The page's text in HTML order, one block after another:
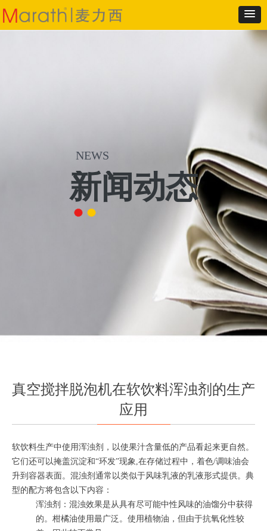
真空搅拌脱泡机在软饮料浑浊剂的生产
应用
软饮料生产中使用浑浊剂，以使果汁含量低的产品看起来更自然。
它们还可以掩盖沉淀和“环发”现象,在存储过程中，着色/调味油会
升到容器表面。混浊剂通常以类似于风味乳液的乳液形式提供。典
型的配方将包含以下内容：
浑浊剂：混浊效果是从具有尽可能中性风味的油馏分中获得
的。柑橘油使用最广泛。使用植物油，但由于抗氧化性较
新闻动态
NEWS